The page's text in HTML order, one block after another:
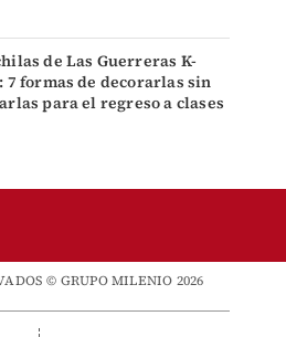
de Las Guerreras K-
7 formas de decorarlas sin
para el regreso a clases
© GRUPO MILENIO 2026